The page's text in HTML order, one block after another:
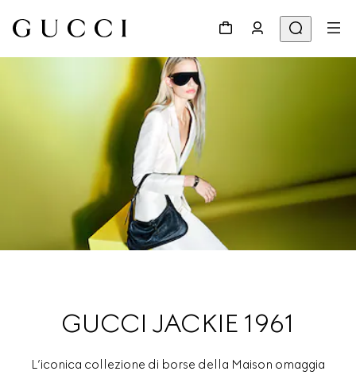
GUCCI JACKIE 1961
L’iconica collezione di borse della Maison omaggia